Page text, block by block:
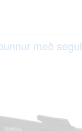
með segul